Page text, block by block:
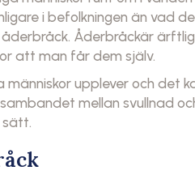
i befolkningen än vad
Åderbråckär
att man får dem själv.
upplever och det
mellan svullnad